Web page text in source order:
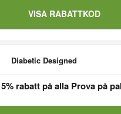
VISA RABATTKOD
Diabetic Designed
rabatt på alla Prova på